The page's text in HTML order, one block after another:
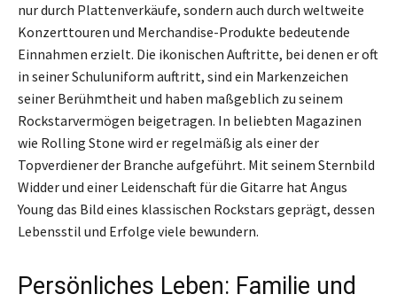
nur durch Plattenverkäufe, sondern auch durch weltweite
Konzerttouren und Merchandise-Produkte bedeutende
Einnahmen erzielt. Die ikonischen Auftritte, bei denen er oft
in seiner Schuluniform auftritt, sind ein Markenzeichen
seiner Berühmtheit und haben maßgeblich zu seinem
Rockstarvermögen beigetragen. In beliebten Magazinen
wie Rolling Stone wird er regelmäßig als einer der
Topverdiener der Branche aufgeführt. Mit seinem Sternbild
Widder und einer Leidenschaft für die Gitarre hat Angus
Young das Bild eines klassischen Rockstars geprägt, dessen
Lebensstil und Erfolge viele bewundern.
Persönliches Leben: Familie und